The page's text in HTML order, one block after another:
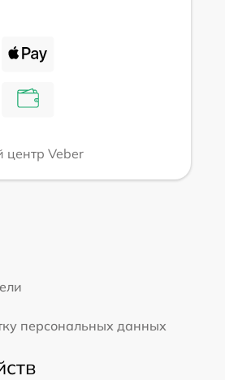
Veber
персональных данных